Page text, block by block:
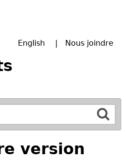
English Nous joindre
version